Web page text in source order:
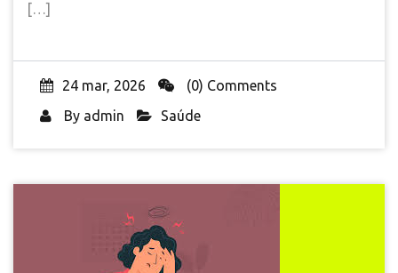
[…]
24 mar, 2026
(0) Comments
By admin Saúde